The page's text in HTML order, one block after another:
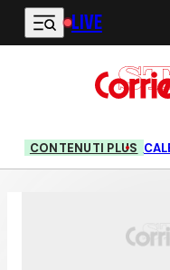
Vai al contenuto principale
LIVE
CONTENUTI PLUS